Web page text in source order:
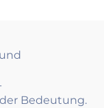
Bedeutung.